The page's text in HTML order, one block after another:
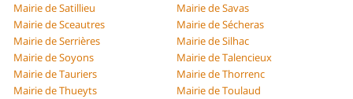
Mairie de Satillieu
Mairie de Savas
Mairie de Sceautres
Mairie de Sécheras
Mairie de Serrières
Mairie de Silhac
Mairie de Soyons
Mairie de Talencieux
Mairie de Tauriers
Mairie de Thorrenc
Mairie de Thueyts
Mairie de Toulaud